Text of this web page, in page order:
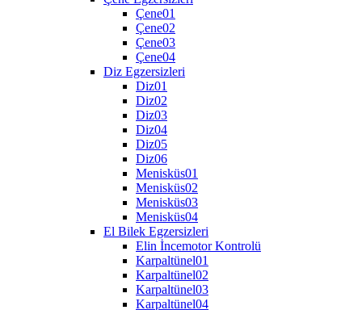
Çene01
Çene02
Çene03
Çene04
Diz Egzersizleri
Diz01
Diz02
Diz03
Diz04
Diz05
Diz06
Menisküs01
Menisküs02
Menisküs03
Menisküs04
El Bilek Egzersizleri
Elin İncemotor Kontrolü
Karpaltünel01
Karpaltünel02
Karpaltünel03
Karpaltünel04